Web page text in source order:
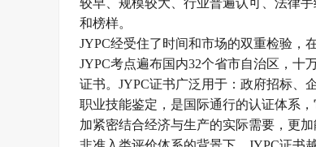
较早、规模较大、行业普遍认可、法律
和榜样。
JYPC经受住了时间和市场的双重检验，
JYPC考点遍布国内32个省市自治区，十
证书。JYPC证书广泛用于：政府招标、
职业技能鉴定，是国际通行的认证体系
加紧密结合经济与生产的实际需要，更